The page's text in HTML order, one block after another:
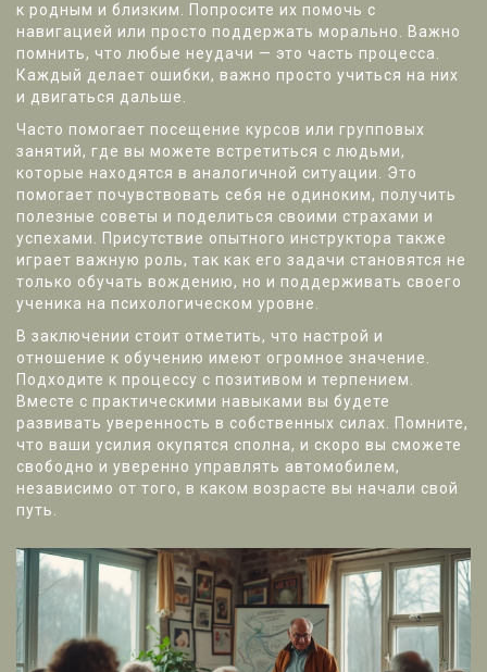
к родным и близким. Попросите их помочь с
навигацией или просто поддержать морально. Важно
помнить, что любые неудачи — это часть процесса.
Каждый делает ошибки, важно просто учиться на них
и двигаться дальше.
Часто помогает посещение курсов или групповых
занятий, где вы можете встретиться с людьми,
которые находятся в аналогичной ситуации. Это
помогает почувствовать себя не одиноким, получить
полезные советы и поделиться своими страхами и
успехами. Присутствие опытного инструктора также
играет важную роль, так как его задачи становятся не
только обучать вождению, но и поддерживать своего
ученика на психологическом уровне.
В заключении стоит отметить, что настрой и
отношение к обучению имеют огромное значение.
Подходите к процессу с позитивом и терпением.
Вместе с практическими навыками вы будете
развивать уверенность в собственных силах. Помните,
что ваши усилия окупятся сполна, и скоро вы сможете
свободно и уверенно управлять автомобилем,
независимо от того, в каком возрасте вы начали свой
путь.